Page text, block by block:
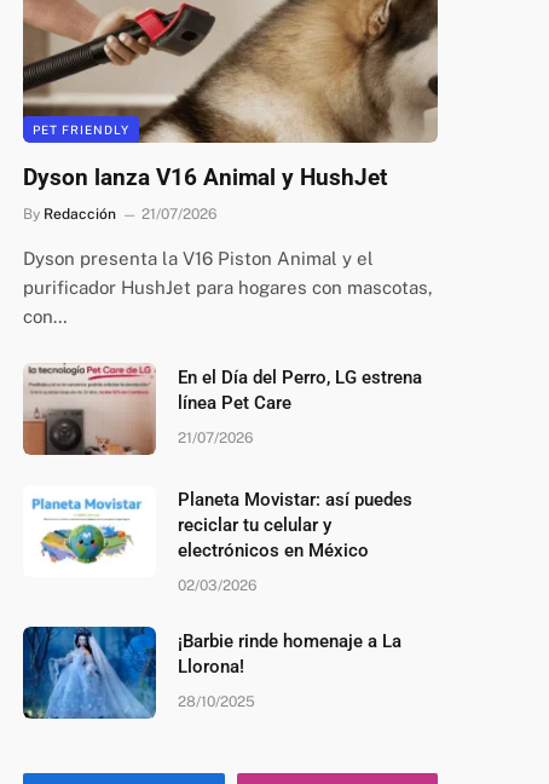
PET FRIENDLY
Dyson lanza V16 Animal y HushJet
By Redacción 21/07/2026
Dyson presenta la V16 Piston Animal y el
purificador HushJet para hogares con mascotas,
con…
En el Día del Perro, LG estrena
línea Pet Care
21/07/2026
Planeta Movistar: así puedes
reciclar tu celular y
electrónicos en México
02/03/2026
¡Barbie rinde homenaje a La
Llorona!
28/10/2025